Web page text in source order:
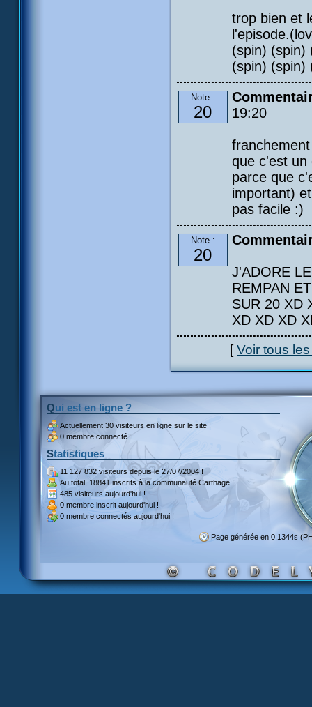
trop bien et
(spin) (spin)
(spin) (spin)
Note :
20
19:20
que c'est un
parce que
important)
pas facile :)
Note :
20
J'ADORE
REMPAN
SUR 20 XD
XD XD XD
[Voir tous
Qui est en ligne ?
Actuellement 30 visiteurs en ligne sur le site !
0 membre connecté.
Statistiques
11 127 832 visiteursdepuis le 27/07/2004 !
Au total, 18841 inscritsà la communauté Carthage !
485 visiteurs aujourd'hui !
0 membre inscrit aujourd'hui !
0 membre connectés aujourd'hui !
Page générée en 0.1344s